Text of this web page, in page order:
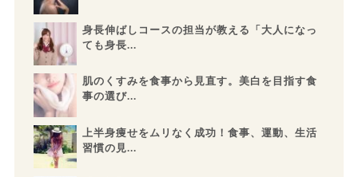
身長伸ばしコースの担当が教える「大人になっ
ても身長...
肌のくすみを食事から見直す。美白を目指す食
事の選び...
上半身痩せをムリなく成功！食事、運動、生活
習慣の見...